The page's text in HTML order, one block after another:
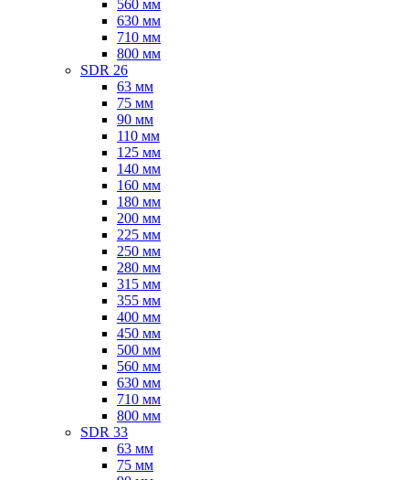
560 мм
630 мм
710 мм
800 мм
SDR 26
63 мм
75 мм
90 мм
110 мм
125 мм
140 мм
160 мм
180 мм
200 мм
225 мм
250 мм
280 мм
315 мм
355 мм
400 мм
450 мм
500 мм
560 мм
630 мм
710 мм
800 мм
SDR 33
63 мм
75 мм